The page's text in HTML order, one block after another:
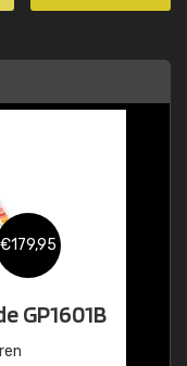
€179,95
GP1601B